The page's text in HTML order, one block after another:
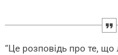
“Це розповідь про те,